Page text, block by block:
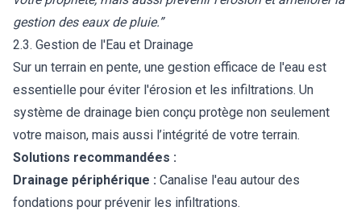
gestion des eaux de pluie.”
2.3. Gestion de l'Eau et Drainage
Sur un terrain en pente, une gestion efficace de l'eau est
essentielle pour éviter l'érosion et les infiltrations. Un
système de drainage bien conçu protège non seulement
votre maison, mais aussi l’intégrité de votre terrain.
Solutions recommandées :
Drainage périphérique : Canalise l'eau autour des
fondations pour prévenir les infiltrations.